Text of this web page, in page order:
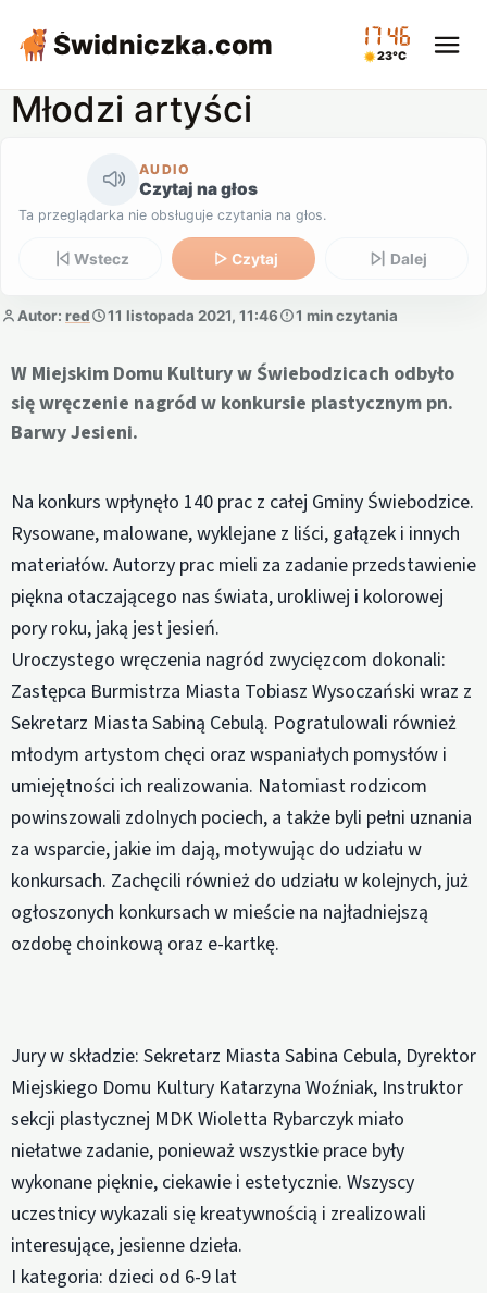
Świdniczka.com 17:46
23°C
Młodzi artyści
AUDIO
Czytaj na głos
Ta przeglądarka nie obsługuje czytania na głos.
Wstecz Czytaj Dalej
Autor: red 11 listopada 2021, 11:46 1 min czytania
W Miejskim Domu Kultury w Świebodzicach odbyło
się wręczenie nagród w konkursie plastycznym pn.
Barwy Jesieni.
Na konkurs wpłynęło 140 prac z całej Gminy Świebodzice.
Rysowane, malowane, wyklejane z liści, gałązek i innych
materiałów. Autorzy prac mieli za zadanie przedstawienie
piękna otaczającego nas świata, urokliwej i kolorowej
pory roku, jaką jest jesień.
Uroczystego wręczenia nagród zwycięzcom dokonali:
Zastępca Burmistrza Miasta Tobiasz Wysoczański wraz z
Sekretarz Miasta Sabiną Cebulą. Pogratulowali również
młodym artystom chęci oraz wspaniałych pomysłów i
umiejętności ich realizowania. Natomiast rodzicom
powinszowali zdolnych pociech, a także byli pełni uznania
za wsparcie, jakie im dają, motywując do udziału w
konkursach. Zachęcili również do udziału w kolejnych, już
ogłoszonych konkursach w mieście na najładniejszą
ozdobę choinkową oraz e-kartkę.
Jury w składzie: Sekretarz Miasta Sabina Cebula, Dyrektor
Miejskiego Domu Kultury Katarzyna Woźniak, Instruktor
sekcji plastycznej MDK Wioletta Rybarczyk miało
niełatwe zadanie, ponieważ wszystkie prace były
wykonane pięknie, ciekawie i estetycznie. Wszyscy
uczestnicy wykazali się kreatywnością i zrealizowali
interesujące, jesienne dzieła.
I kategoria: dzieci od 6-9 lat